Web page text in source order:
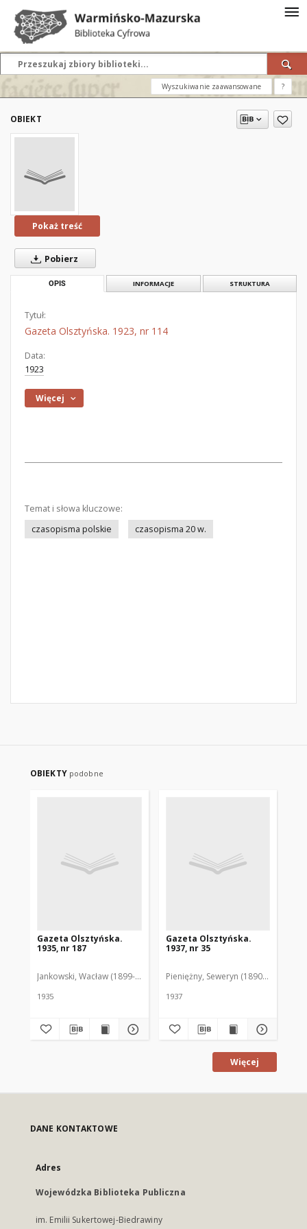
Wyszukiwanie zaawansowane ?
OBIEKT
Pokaż treść
Pobierz
OPIS INFORMACJE STRUKTURA
Tytuł:
Gazeta Olsztyńska. 1923, nr 114
Data:
1923
Więcej
Temat i słowa kluczowe:
czasopisma polskie
czasopisma 20 w.
OBIEKTY podobne
Gazeta Olsztyńska.
1935, nr 187
Jankowski, Wacław (1899-1975). Red.
1935
Gazeta Olsztyńska.
1937, nr 35
Pieniężny, Seweryn (1890-1940). Red.
1937
Więcej
DANE KONTAKTOWE
Adres
Wojewódzka Biblioteka Publiczna
im. Emilii Sukertowej-Biedrawiny